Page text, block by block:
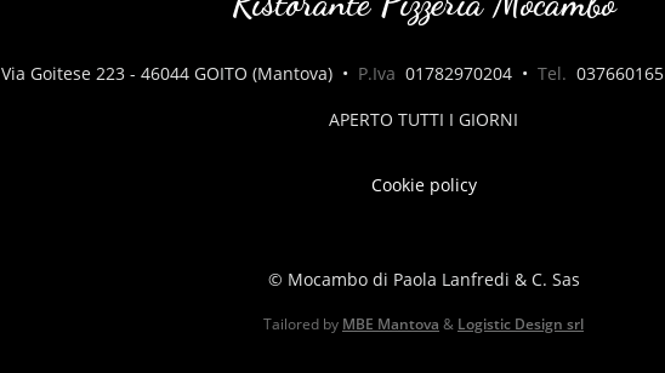
Via Goitese 223 - 46044 GOITO (Mantova) • P.Iva 01782970204 • Tel. 037660165
APERTO TUTTI I GIORNI
Cookie policy
© Mocambo di Paola Lanfredi & C. Sas
Tailored by MBE Mantova & Logistic Design srl